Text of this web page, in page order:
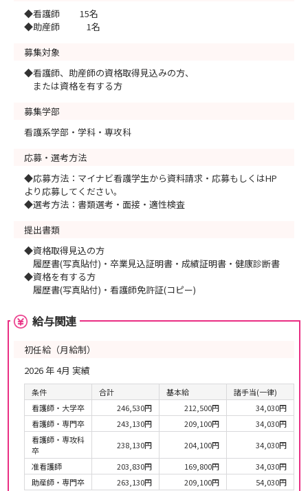
◆看護師 15名
◆助産師 1名
募集対象
◆看護師、助産師の資格取得見込みの方、
または資格を有する方
募集学部
看護系学部・学科・専攻科
応募・選考方法
◆応募方法：マイナビ看護学生から資料請求・応募もしくはHP
より応募してください。
◆選考方法：書類選考・面接・適性検査
提出書類
◆資格取得見込の方
履歴書(写真貼付)・卒業見込証明書・成績証明書・健康診断書
◆資格を有する方
履歴書(写真貼付)・看護師免許証(コピー)
給与関連
初任給（月給制）
2026 年 4月 実績
条件 合計 基本給
諸手当(一律)
看護師・大学卒
246,530円 212,500円
34,030円
看護師・専門卒
243,130円 209,100円
34,030円
看護師・専攻科
卒
238,130円 204,100円
34,030円
准看護師
203,830円 169,800円
34,030円
助産師・専門卒
263,130円 209,100円 54,030円